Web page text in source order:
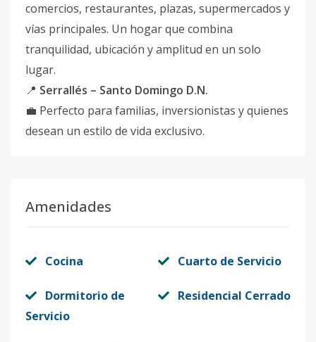
comercios, restaurantes, plazas, supermercados y
vías principales. Un hogar que combina
tranquilidad, ubicación y amplitud en un solo
lugar.
📍 Serrallés – Santo Domingo D.N.
💼 Perfecto para familias, inversionistas y quienes
desean un estilo de vida exclusivo.
Amenidades
Cocina Cuarto de Servicio
Dormitorio de
Servicio
Residencial Cerrado